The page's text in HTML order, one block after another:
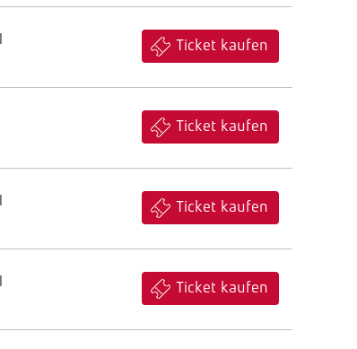
Ticket kaufen
Ticket kaufen
Ticket kaufen
Ticket kaufen